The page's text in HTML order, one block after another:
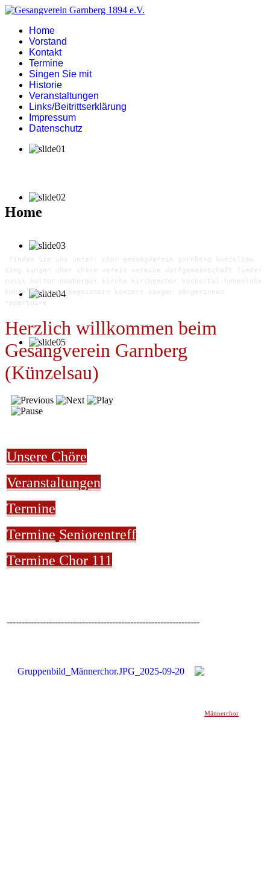
Home
Vorstand
Kontakt
Termine
Singen Sie mit
Historie
Veranstaltungen
Links/Beitrittserklärung
Impressum
Datenschutz
Home
Finden Sie uns unter: chor gesangverein garnberg künzelsau
sing singen chor chöre verein vereine dorfgemeinschaft lieder
musik kultur neubürger kirche kirchenchor kochertal hohenlohe
hohenlohekreis begeistern konzert sänger sängerinnen
repertoire
Herzlich willkommen beim
Gesangverein Garnberg
(Künzelsau)
Unsere Chöre
Veranstaltungen
Termine
Termine Seniorentreff
Termine Chor 111
----------------------------------------------------------------
Männerchor